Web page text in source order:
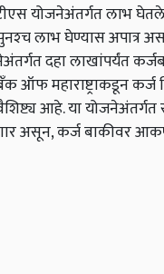
योजनेअंतर्गत लाभ
लाभ घेण्यास अपात्र
दहा लाखांपर्यंत
ऑफ महाराष्ट्राकडून
आहे. या
असून,कर्ज बाकीवर